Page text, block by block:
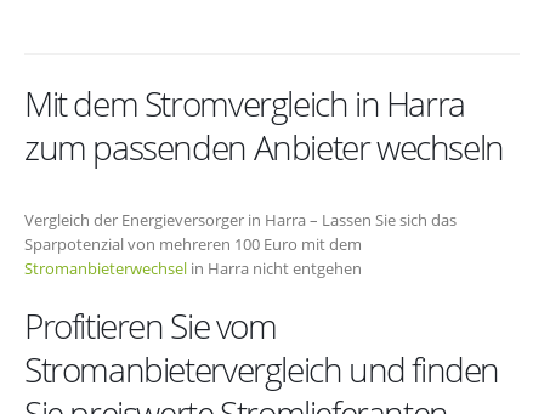
Mit dem Stromvergleich in Harra
zum passenden Anbieter wechseln
Vergleich der Energieversorger in Harra – Lassen Sie sich das
Sparpotenzial von mehreren 100 Euro mit dem
Stromanbieterwechsel in Harra nicht entgehen
Profitieren Sie vom
Stromanbietervergleich und finden